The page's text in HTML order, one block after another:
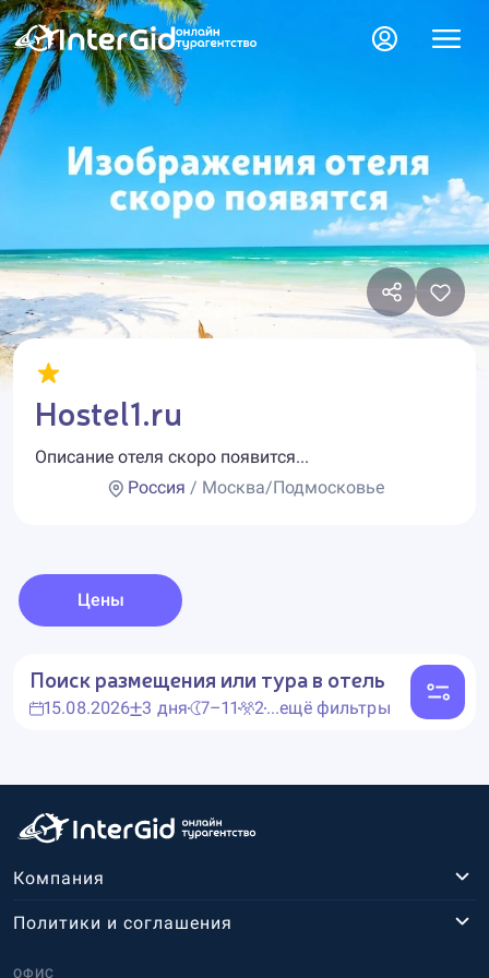
Hostel1.ru
Описание отеля скоро появится...
Россия / Москва/Подмосковье
Цены
Поиск размещения или тура в отель
15.08.2026 3 дня 7–11 2...ещё фильтры
Компания
ОФИС
Политики и соглашения